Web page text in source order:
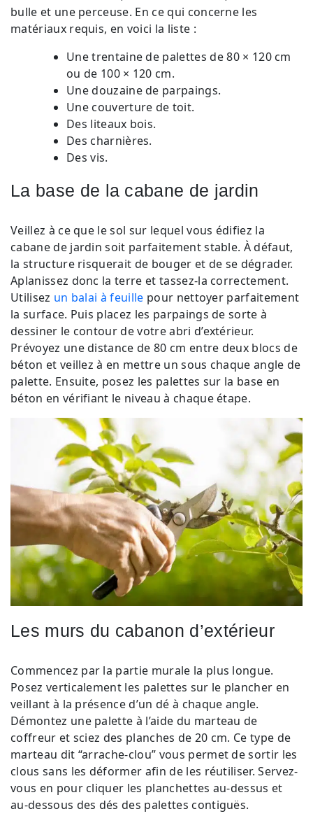
bulle et une perceuse. En ce qui concerne les
matériaux requis, en voici la liste :
Une trentaine de palettes de 80 × 120 cm
ou de 100 × 120 cm.
Une douzaine de parpaings.
Une couverture de toit.
Des liteaux bois.
Des charnières.
Des vis.
La base de la cabane de jardin
Veillez à ce que le sol sur lequel vous édifiez la
cabane de jardin soit parfaitement stable. À défaut,
la structure risquerait de bouger et de se dégrader.
Aplanissez donc la terre et tassez-la correctement.
Utilisez un balai à feuille pour nettoyer parfaitement
la surface. Puis placez les parpaings de sorte à
dessiner le contour de votre abri d’extérieur.
Prévoyez une distance de 80 cm entre deux blocs de
béton et veillez à en mettre un sous chaque angle de
palette. Ensuite, posez les palettes sur la base en
béton en vérifiant le niveau à chaque étape.
Les murs du cabanon d’extérieur
Commencez par la partie murale la plus longue.
Posez verticalement les palettes sur le plancher en
veillant à la présence d’un dé à chaque angle.
Démontez une palette à l’aide du marteau de
coffreur et sciez des planches de 20 cm. Ce type de
marteau dit “arrache-clou” vous permet de sortir les
clous sans les déformer afin de les réutiliser. Servez-
vous en pour cliquer les planchettes au-dessus et
au-dessous des dés des palettes contiguës.